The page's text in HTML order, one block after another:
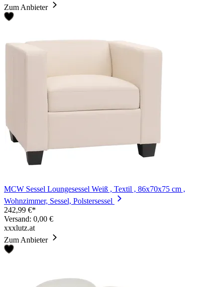
Zum Anbieter
MCW Sessel Loungesessel Weiß , Textil , 86x70x75 cm ,
Wohnzimmer, Sessel, Polstersessel
242,99 €*
Versand: 0,00 €
xxxlutz.at
Zum Anbieter